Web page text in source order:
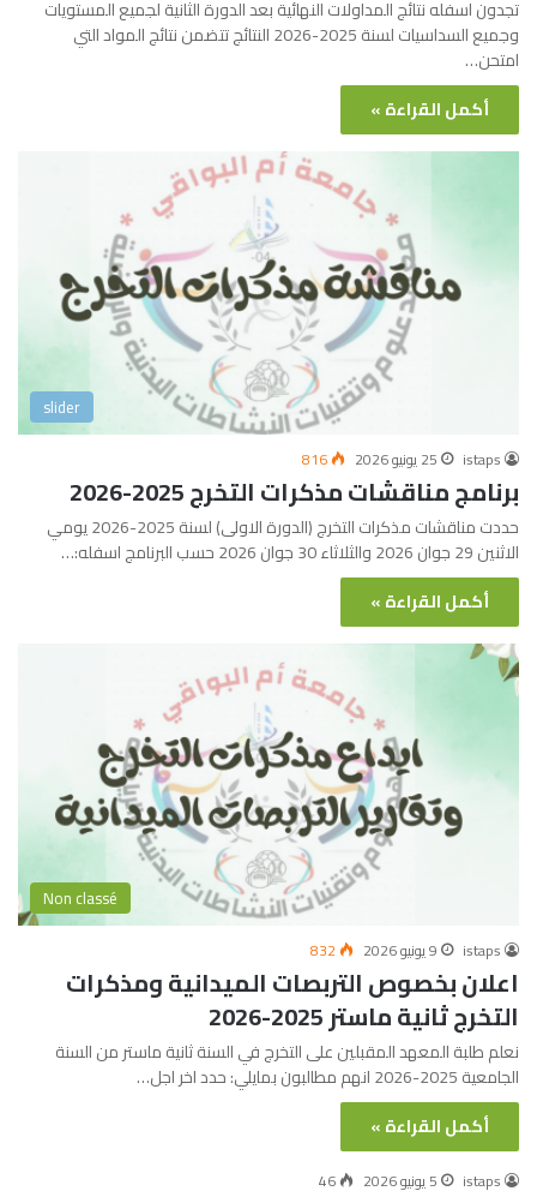
تجدون اسفله نتائج المداولات النهائية بعد الدورة الثانية لجميع المستويات
وجميع السداسيات لسنة 2025-2026 النتائج تتضمن نتائج المواد التي
امتحن…
أكمل القراءة »
slider
istaps 25 يونيو 2026 816
برنامج مناقشات مذكرات التخرج 2025-2026
حددت مناقشات مذكرات التخرج (الدورة الاولى) لسنة 2025-2026 يومي
الاثنين 29 جوان 2026 والثلاثاء 30 جوان 2026 حسب البرنامج اسفله:…
أكمل القراءة »
Non classé
istaps 9 يونيو 2026 832
اعلان بخصوص التربصات الميدانية ومذكرات
التخرج ثانية ماستر 2025-2026
نعلم طلبة المعهد المقبلين على التخرج في السنة ثانية ماستر من السنة
الجامعية 2025-2026 انهم مطالبون بمايلي: حدد اخر اجل…
أكمل القراءة »
istaps 5 يونيو 2026 46